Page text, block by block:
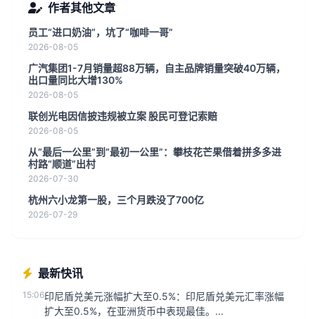
作者其他文章
员工“进口奶油”，坑了“咖啡一哥”
2026-08-05
广汽集团1-7月销量超88万辆，自主品牌销量突破40万辆，
出口量同比大增130%
2026-08-05
联创光电因信披违规被立案 股民可登记索赔
2026-08-05
从“最后一公里”到“最初一公里”：攀枝花芒果借着拼多多进
村路“顺道”出村
2026-07-30
杭州六小龙第一股，三个月跌没了700亿
2026-07-29
最新快讯
15:06印尼盾兑美元涨幅扩大至0.5%：印尼盾兑美元汇率涨幅
扩大至0.5%，在亚洲货币中表现最佳。...